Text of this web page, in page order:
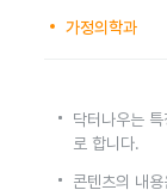
가정의학과
닥터나우는
로 합니다.
콘텐츠의 내